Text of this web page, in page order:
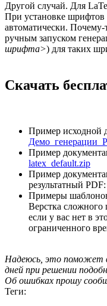
Другой случай. Для
При установке шрифтов
автоматически. Почему-
ручным запуском
шрифта>) для таких
Скачать
Пример исходной
Пример
latex_default.zip
Пример
результатный PDF:
Примеры
Верстка
если у вас нет в
ограниченного
Надеюсь, это поможет
дней при решении
Об ошибках прошу
Теги: